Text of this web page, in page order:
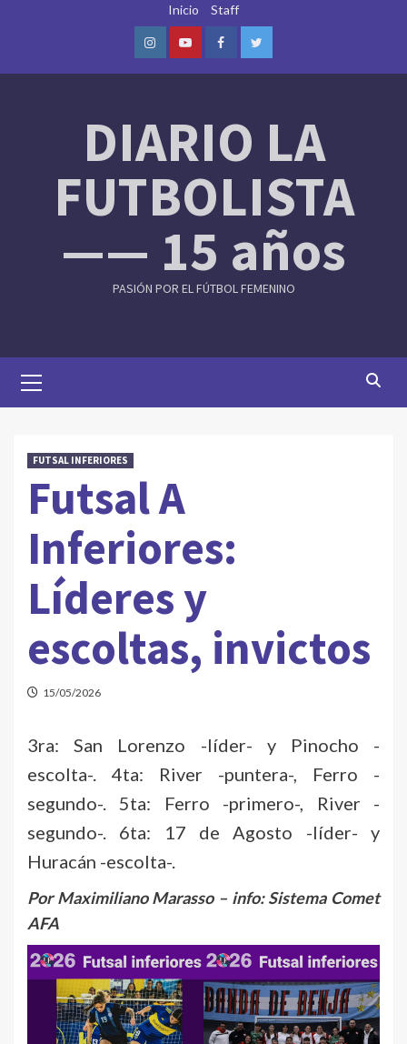
Inicio Staff
InstagramYoutubeFacebookTwitter
DIARIO LA
FUTBOLISTA
—— 15 años
PASIÓN POR EL FÚTBOL FEMENINO
Menu
FUTSAL INFERIORES
Futsal A
Inferiores:
Líderes y
escoltas, invictos
15/05/2026
3ra: San Lorenzo -líder- y Pinocho -
escolta-. 4ta: River -puntera-, Ferro -
segundo-. 5ta: Ferro -primero-, River -
segundo-. 6ta: 17 de Agosto -líder- y
Huracán -escolta-.
Por Maximiliano Marasso – info: Sistema Comet
AFA